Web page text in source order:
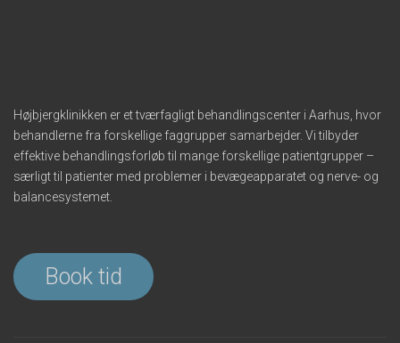
Højbjergklinikken er et tværfagligt behandlingscenter i Aarhus, hvor
behandlerne fra forskellige faggrupper samarbejder. Vi tilbyder
effektive behandlingsforløb til mange forskellige patientgrupper –
særligt til patienter med problemer i bevægeapparatet og nerve- og
balancesystemet.
Book tid